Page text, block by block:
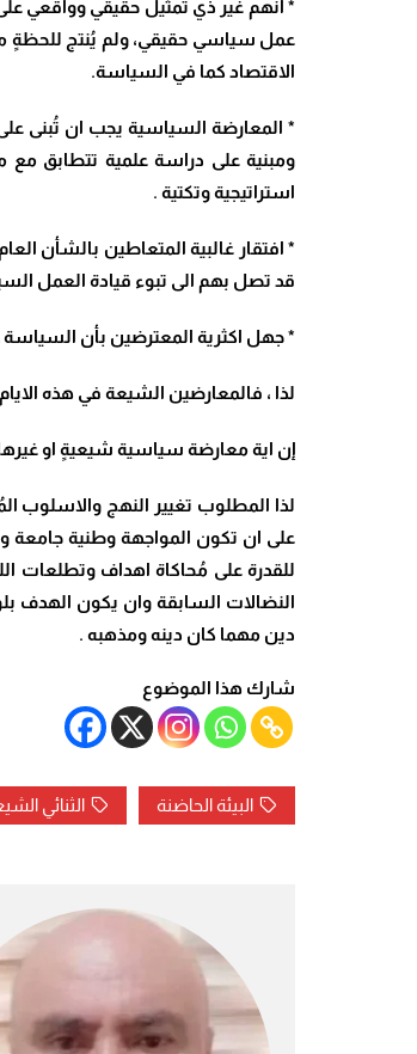
* انهم غير ذي تمثيل حقيقي وواقعي
عمل سياسي حقيقي، ولم يُنتج للحظةٍ
الاقتصاد كما في السياسة.
* المعارضة السياسية يجب ان تُبنى
ومبنية على دراسة علمية تتطابق
استراتيجية وتكتية .
* افتقار غالبية المتعاطين بالشأن
قد تصل بهم الى تبوء قيادة العمل
* جهل اكثرية المعترضين بأن
لذا ، فالمعارضين الشيعة في هذه
إن اية معارضة سياسية شيعيةٍ او
لذا المطلوب تغيير النهج والاسلوب
على ان تكون المواجهة وطنية
للقدرة على مُحاكاة اهداف وتطلعات
النضالات السابقة وان يكون الهدف
دين مهما كان دينه ومذهبه .
شارك هذا الموضوع
البيئة الحاضنة الثنائي